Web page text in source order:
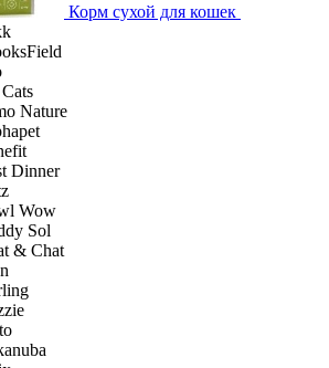
Корм сухой для кошек
Nature
Dinner
Wow
Sol
& Chat